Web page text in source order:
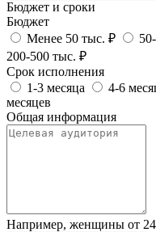
Бюджет и сроки
Бюджет
Менее 50 тыс. ₽
200-500 тыс. ₽
Срок исполнения
1-3 месяца
4-6
месяцев
Общая информация
Например, женщины от 24